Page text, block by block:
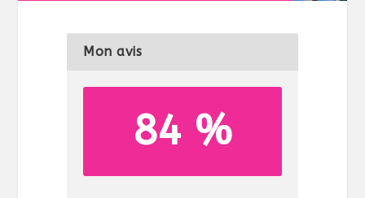
Mon avis
84 %